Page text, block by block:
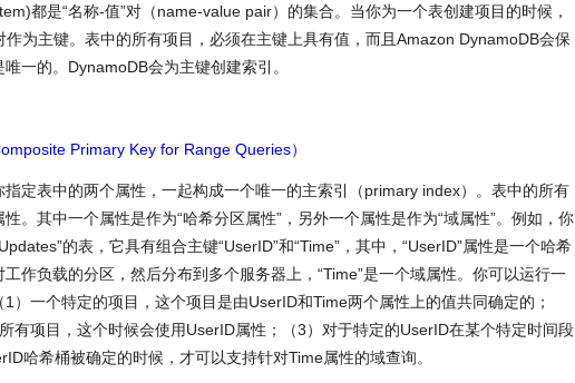
都是“名称-值”对（name-value pair）的集合。当你为一个表创建项目的时候，
作为主键。表中的所有项目，必须在主键上具有值，而且Amazon DynamoDB会保
一的。DynamoDB会为主键创建索引。
Primary Key for Range Queries）
表中的两个属性，一起构成一个唯一的主索引（primary index）。表中的所有
。其中一个属性是作为“哈希分区属性”，另外一个属性是作为“域属性”。例如，你
的表，它具有组合主键“UserID”和“Time”，其中，“UserID”属性是一个哈希
作负载的分区，然后分布到多个服务器上，“Time”是一个域属性。你可以运行一
）一个特定的项目，这个项目是由UserID和Time两个属性上的值共同确定的；
有项目，这个时候会使用UserID属性；（3）对于特定的UserID在某个特定时间段
哈希桶被确定的时候，才可以支持针对Time属性的域查询。